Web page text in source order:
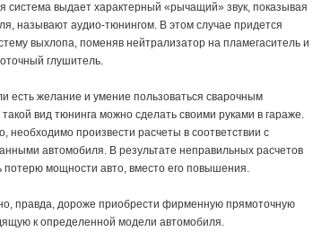
система выдает характерный «рычащий» звук, показывая
называют аудио-тюнингом. В этом случае придется
выхлопа, поменяв нейтрализатор на пламегаситель и
глушитель.
есть желание и умение пользоваться сварочным
вид тюнинга можно сделать своими руками в гараже.
необходимо произвести расчеты в соответствии с
автомобиля. В результате неправильных расчетов
потерю мощности авто, вместо его повышения.
правда, дороже приобрести фирменную прямоточную
к определенной модели автомобиля.